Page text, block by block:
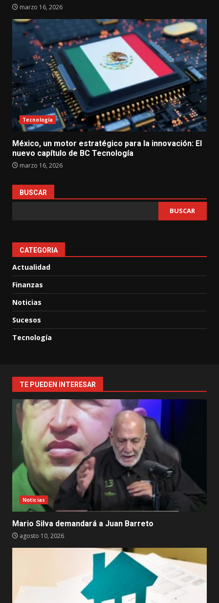
marzo 16, 2026
Tecnología
México, un motor estratégico para la innovación: El
nuevo capítulo de BC Tecnología
marzo 16, 2026
BUSCAR
BUSCAR
CATEGORIA
Actualidad
Finanzas
Noticias
Sucesos
Tecnología
TE PUEDEN INTERESAR
Noticias
Mario Silva demandará a Juan Barreto
agosto 10, 2026